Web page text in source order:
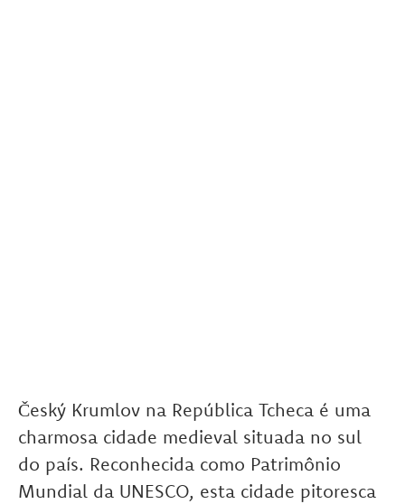
Český Krumlov na República Tcheca é uma
charmosa cidade medieval situada no sul
do país. Reconhecida como Patrimônio
Mundial da UNESCO, esta cidade pitoresca